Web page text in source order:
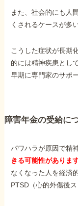
また、社会的にも人
くされるケースが多
こうした症状が長期
的には精神疾患とし
早期に専門家のサポ
障害年金の受給に
パワハラが原因で精
きる可能性があります
なくなった人を経済
PTSD（心的外傷後